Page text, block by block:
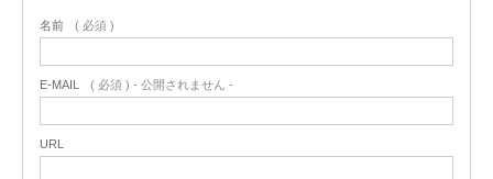
名前 ( 必須 )
E-MAIL ( 必須 ) - 公開されません -
URL